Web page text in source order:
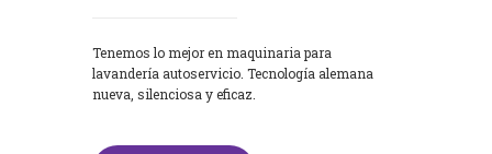
Tenemos lo mejor en maquinaria para
lavandería autoservicio. Tecnología alemana
nueva, silenciosa y eficaz.